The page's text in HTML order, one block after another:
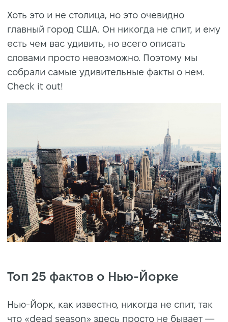
Хоть это и не столица, но это очевидно
главный город США. Он никогда не спит, и ему
есть чем вас удивить, но всего описать
словами просто невозможно. Поэтому мы
собрали самые удивительные факты о нем.
Check it out!
Топ 25 фактов о Нью-Йорке
Нью-Йорк, как известно, никогда не спит, так
что «dead season» здесь просто не бывает —